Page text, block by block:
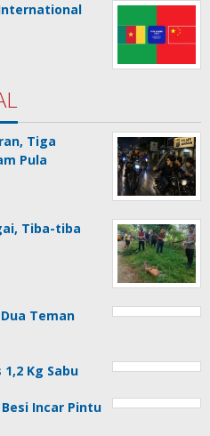
Tiga
Pula
Tiba-tiba
Teman
Kg Sabu
Incar Pintu